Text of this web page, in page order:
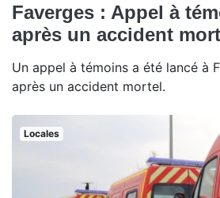
Faverges : Appel à
après un accident
Un appel à témoins a été lancé à
après un accident mortel.
Locales